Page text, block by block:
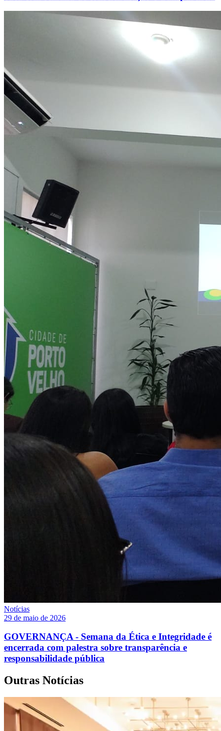
Notícias
29 de maio de 2026
GOVERNANÇA - Semana da Ética e Integridade é
encerrada com palestra sobre transparência e
responsabilidade pública
Outras Notícias